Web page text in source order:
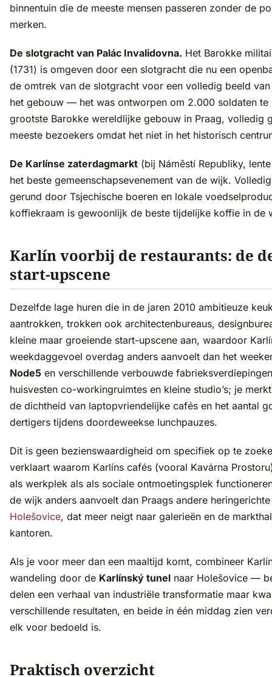
binnentuin die de meeste mensen passeren zonder de
merken.
De slotgracht van Palác Invalidovna. Het Barokke
(1731) is omgeven door een slotgracht die nu een
de omtrek van de slotgracht voor een volledig beeld
het gebouw — het was ontworpen om 2.000 soldaten te
grootste Barokke wereldlijke gebouw in Praag, volledig
meeste bezoekers omdat het niet in het historisch
De Karlínse zaterdagmarkt (bij Náměstí Republiky,
het beste gemeenschapsevenement van de wijk.
gerund door Tsjechische boeren en lokale
koffiekraam is gewoonlijk de beste tijdelijke koffie in de
Karlín voorbij de restaurants: de
start-upscene
Dezelfde lage huren die in de jaren 2010 ambitieuze
aantrokken, trokken ook architectenbureaus,
kleine maar groeiende start-upscene aan, waardoor
weekdaggevoel overdag anders aanvoelt dan het
Node5 en verschillende verbouwde
huisvesten co-workingruimtes en kleine studio’s; je
de dichtheid van laptopvriendelijke cafés en het aantal
dertigers tijdens doordeweekse lunchpauzes.
Dit is geen bezienswaardigheid om specifiek op te
verklaart waarom Karlíns cafés (vooral Kavárna
als werkplek als als sociale ontmoetingsplek
de wijk anders aanvoelt dan Praags andere
Holešovice, dat meer neigt naar galerieën en de
kantoren.
Als je voor meer dan een maaltijd komt, combineer
wandeling door de Karlínský tunel naar Holešovice —
delen een verhaal van industriële transformatie maar
verschillende resultaten, en beide in één middag zien
elk voor bedoeld is.
Praktisch overzicht